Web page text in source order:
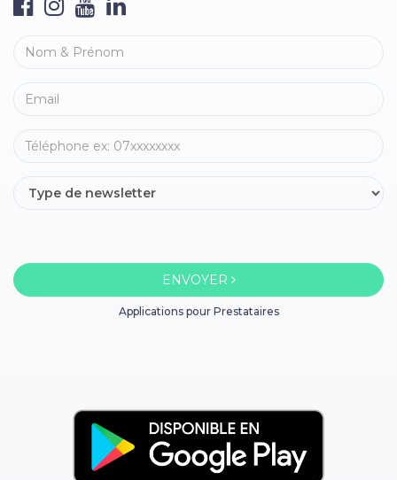
ENVOYER
Applications pour Prestataires